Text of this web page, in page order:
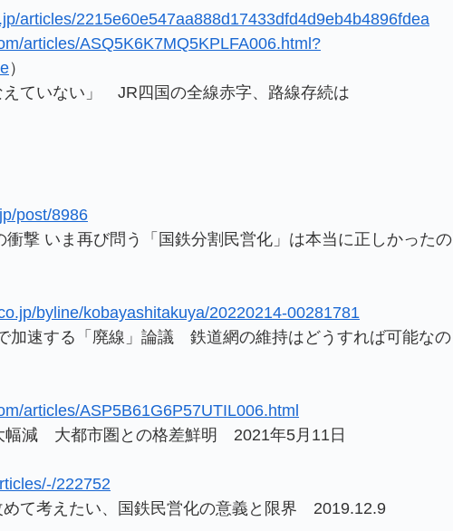
articles/2215e60e547aa888d17433dfd4d9eb4b4896fdea
articles/ASQ5K6K7MQ5KPLFA006.html?
）
えていない」 JR四国の全線赤字、路線存続は
post/8986
衝撃 いま再び問う「国鉄分割民営化」は本当に正しかったの
byline/kobayashitakuya/20220214-00281781
加速する「廃線」論議 鉄道網の維持はどうすれば可能なの
articles/ASP5B61G6P57UTIL006.html
幅減 大都市圏との格差鮮明 2021年5月11日
222752
めて考えたい、国鉄民営化の意義と限界 2019.12.9